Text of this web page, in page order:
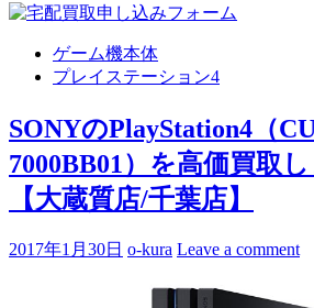
ゲーム機本体
プレイステーション4
SONYのPlayStation4（
7000BB01）を高価買取
【大蔵質店/千葉店】
2017年1月30日 o-kura Leave a comment